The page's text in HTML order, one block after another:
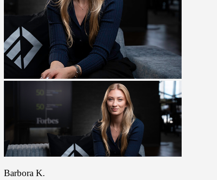
Barbora K.